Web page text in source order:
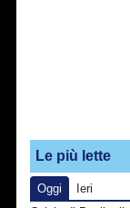
Le più lette
Oggi
Ieri